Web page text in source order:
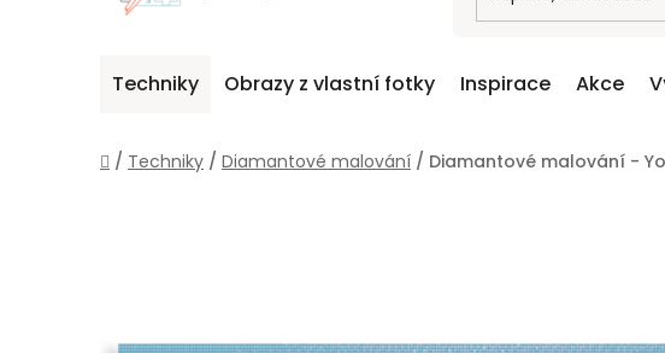
Techniky Obrazy z vlastní fotky Inspirace Akce
Domů
/ Techniky / Diamantové malování / Diamantové malování -